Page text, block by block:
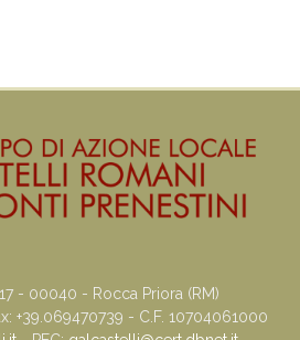
- 00040 - Rocca Priora (RM)
+39.069470739 - C.F. 10704061000